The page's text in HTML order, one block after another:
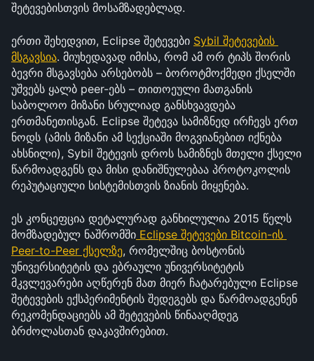
შეტევებისთვის მოსამზადებლად.
ერთი შეხედვით, Eclipse შეტევები Sybil შეტევების
მსგავსია. მიუხედავად იმისა, რომ ამ ორ ტიპს შორის
ბევრი მსგავსება არსებობს – ბოროტმოქმედი ქსელში
უშვებს ყალბ peer-ებს – თითოეული მათგანის
საბოლოო მიზანი სრულიად განსხვავდება
ერთმანეთისგან. Eclipse შეტევა სამიზნედ ირჩევს ერთ
ნოდს (ამის მიზანი ამ სექციაში მოგვიანებით იქნება
ახსნილი), Sybil შეტევის დროს სამიზნეს მთელი ქსელი
წარმოადგენს და მისი დანიშნულებაა პროტოკოლის
რეპუტაციული სისტემისთვის ზიანის მიყენება.
ეს კონცეფცია დეტალურად განხილულია 2015 წელს
მომზადებულ ნაშრომში Eclipse შეტევები Bitcoin-ის
Peer-to-Peer ქსელზე, რომელშიც ბოსტონის
უნივერსიტეტის და ებრაული უნივერსიტეტის
მკვლევარები აღწერენ მათ მიერ ჩატარებული Eclipse
შეტევების ექსპერიმენტის შედეგებს და წარმოადგენენ
რეკომენდაციებს ამ შეტევების წინააღმდეგ
ბრძოლასთან დაკავშირებით.